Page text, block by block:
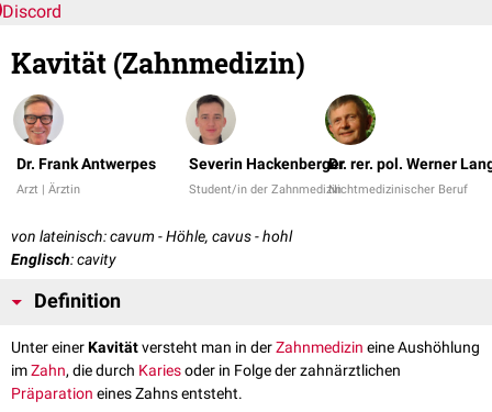
Discord
Kavität (Zahnmedizin)
Dr. Frank Antwerpes
Arzt | Ärztin
Severin Hackenberger
Student/in der Zahnmedizin
Dr. rer. pol. Werner
Nichtmedizinischer Beruf
von lateinisch: cavum - Höhle, cavus - hohl
Englisch: cavity
Definition
Unter einerKavitätversteht man in derZahnmedizin eine Aushöhlung
imZahn, die durch Kariesoder in Folge der zahnärztlichen
Präparation eines Zahns entsteht.